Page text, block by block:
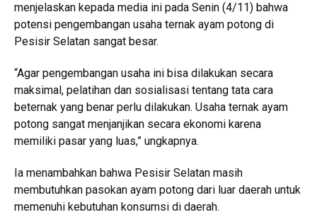
menjelaskan kepada media ini pada Senin (4/11) bahwa
potensi pengembangan usaha ternak ayam potong di
Pesisir Selatan sangat besar.
“Agar pengembangan usaha ini bisa dilakukan secara
maksimal, pelatihan dan sosialisasi tentang tata cara
beternak yang benar perlu dilakukan. Usaha ternak ayam
potong sangat menjanjikan secara ekonomi karena
memiliki pasar yang luas,” ungkapnya.
Ia menambahkan bahwa Pesisir Selatan masih
membutuhkan pasokan ayam potong dari luar daerah untuk
memenuhi kebutuhan konsumsi di daerah.